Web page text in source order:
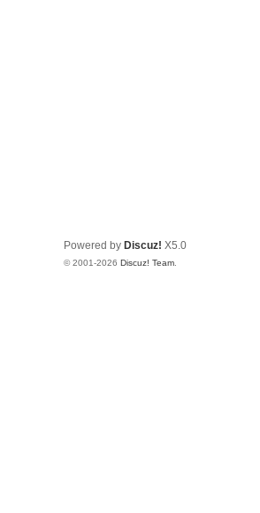
Powered by Discuz! X5.0
© 2001-2026 Discuz! Team